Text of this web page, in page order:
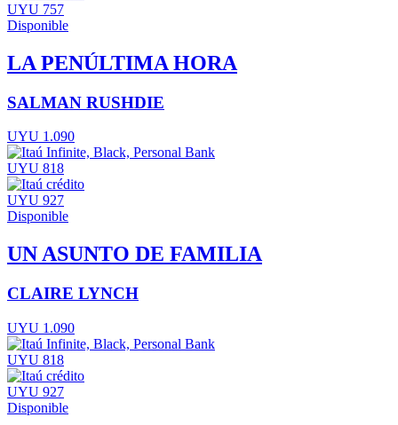
UYU 757
Disponible
LA PENÚLTIMA HORA
SALMAN RUSHDIE
UYU 1.090
UYU 818
UYU 927
Disponible
UN ASUNTO DE FAMILIA
CLAIRE LYNCH
UYU 1.090
UYU 818
UYU 927
Disponible